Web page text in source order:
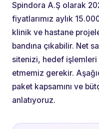
Spindora A.Ş olarak
fiyatlarımız aylık
klinik ve hastane
bandına çıkabilir. Net
sitenizi, hedef işlemleri
etmemiz gerekir.
paket kapsamını ve
anlatıyoruz.